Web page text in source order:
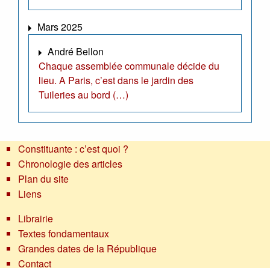
Mars 2025
André Bellon
Chaque assemblée communale décide du
lieu. A Paris, c’est dans le jardin des
Tuileries au bord (…)
Constituante : c’est quoi ?
Chronologie des articles
Plan du site
Liens
Librairie
Textes fondamentaux
Grandes dates de la République
Contact